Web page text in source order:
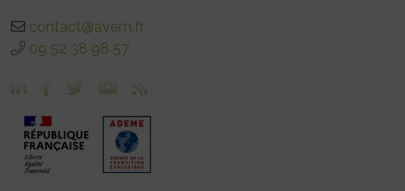
contact@avem.fr
09 52 38 98 57